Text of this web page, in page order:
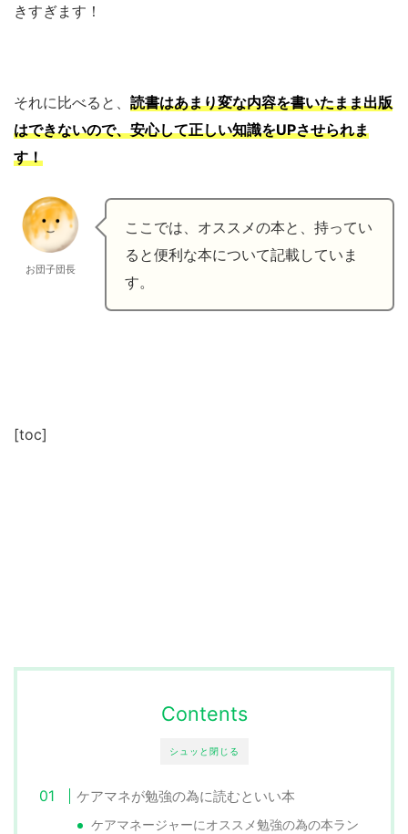
きすぎます！
それに比べると、 読書はあまり変な内容を書いたまま出版
はできないので、安心して正しい知識をUPさせられま
す！
お団子団長
ここでは、オススメの本と、持ってい
ると便利な本について記載していま
す。
[toc]
シュッと閉じる
Contents
ケアマネが勉強の為に読むといい本
ケアマネージャーにオススメ勉強の為の本ラン